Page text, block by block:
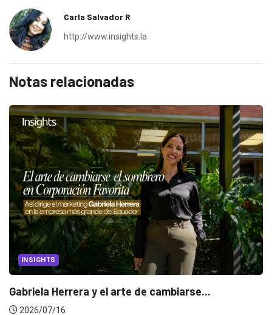
Carla Salvador R
http://www.insights.la
Notas relacionadas
INSIGHTS
Gabriela Herrera y el arte de cambiarse...
2026/07/16